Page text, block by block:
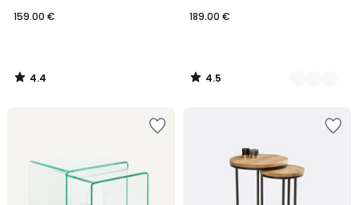
159.00 €
4.4
/
189.00 €
4.5
/